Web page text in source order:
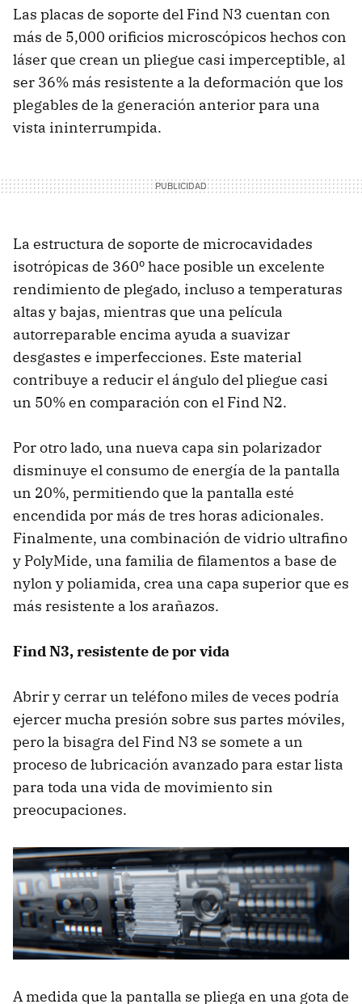
Las placas de soporte del Find N3 cuentan con
más de 5,000 orificios microscópicos hechos con
láser que crean un pliegue casi imperceptible, al
ser 36% más resistente a la deformación que los
plegables de la generación anterior para una
vista ininterrumpida.
La estructura de soporte de microcavidades
isotrópicas de 360º hace posible un excelente
rendimiento de plegado, incluso a temperaturas
altas y bajas, mientras que una película
autorreparable encima ayuda a suavizar
desgastes e imperfecciones. Este material
contribuye a reducir el ángulo del pliegue casi
un 50% en comparación con el Find N2.
Por otro lado, una nueva capa sin polarizador
disminuye el consumo de energía de la pantalla
un 20%, permitiendo que la pantalla esté
encendida por más de tres horas adicionales.
Finalmente, una combinación de vidrio ultrafino
y PolyMide, una familia de filamentos a base de
nylon y poliamida, crea una capa superior que es
más resistente a los arañazos.
Find N3, resistente de por vida
Abrir y cerrar un teléfono miles de veces podría
ejercer mucha presión sobre sus partes móviles,
pero la bisagra del Find N3 se somete a un
proceso de lubricación avanzado para estar lista
para toda una vida de movimiento sin
preocupaciones.
A medida que la pantalla se pliega en una gota de